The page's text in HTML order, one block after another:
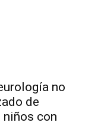
no
de
con